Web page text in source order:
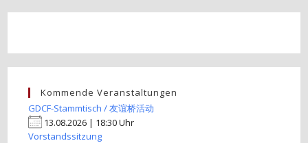
Kommende Veranstaltungen
GDCF-Stammtisch / 友谊桥活动
13.08.2026 | 18:30 Uhr
Vorstandssitzung